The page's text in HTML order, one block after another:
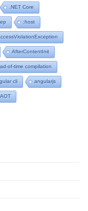
.NET Core
:host
AfterContentInit
of-time compilation
cli angularjs
AOT